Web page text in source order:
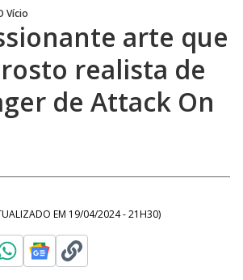
Vício
arte que
realista de
de Attack On
EM 19/04/2024 - 21H30)